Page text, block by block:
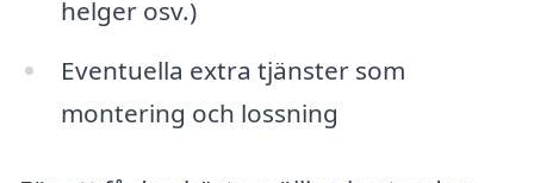
helger osv.)
Eventuella extra tjänster som
montering och lossning